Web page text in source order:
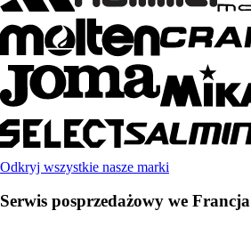
Odkryj wszystkie nasze marki
Serwis posprzedażowy we Francja